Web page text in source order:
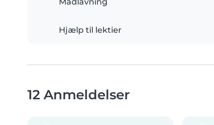
Madlavning
Hjælp til lektier
12 Anmeldelser